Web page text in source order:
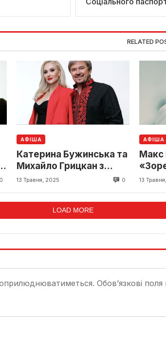
RELATED
0
АФІША
Катерина Бужинська та
Михайло Грицкан з
концертом «ВОЛЯ» у
13 Травня, 2025 0
АФІША
Макс
13
LOAD MORE
Обов’язкові поля